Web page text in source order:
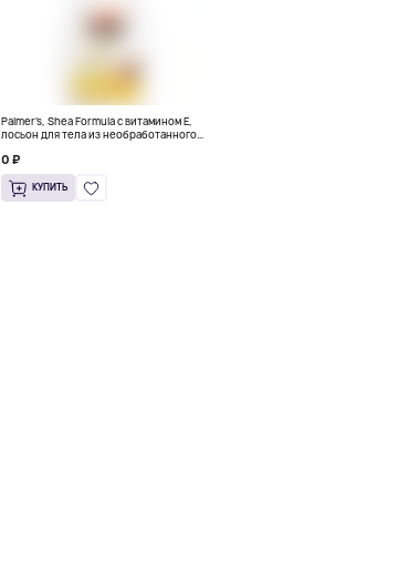
Palmer's, Shea Formula с витамином E,
лосьон для тела из необработанного
0 ₽
КУПИТЬ